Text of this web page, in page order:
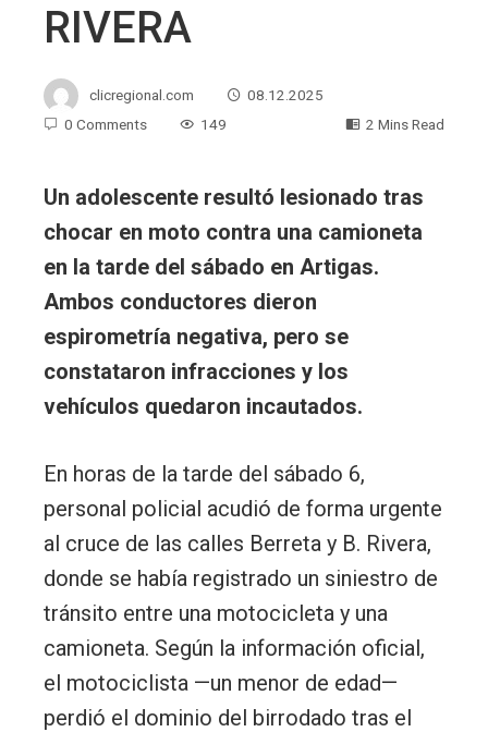
RIVERA
clicregional.com
08.12.2025
0 Comments
149 2 Mins Read
Un adolescente resultó lesionado tras
chocar en moto contra una camioneta
en la tarde del sábado en Artigas.
Ambos conductores dieron
espirometría negativa, pero se
constataron infracciones y los
vehículos quedaron incautados.
En horas de la tarde del sábado 6,
personal policial acudió de forma urgente
al cruce de las calles Berreta y B. Rivera,
donde se había registrado un siniestro de
tránsito entre una motocicleta y una
camioneta. Según la información oficial,
el motociclista —un menor de edad—
perdió el dominio del birrodado tras el